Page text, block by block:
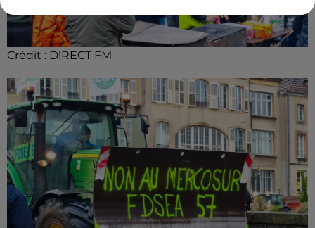
Crédit : D!RECT FM